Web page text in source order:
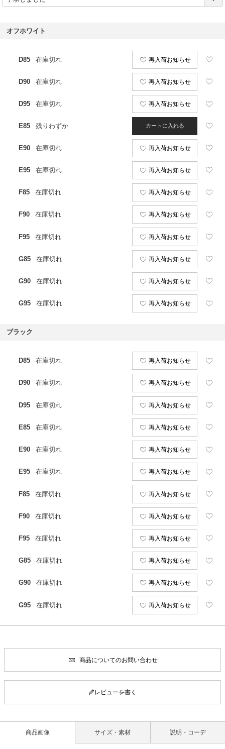
オフホワイト
D85 在庫切れ 再入荷お知らせ
D90 在庫切れ 再入荷お知らせ
D95 在庫切れ 再入荷お知らせ
E85 残りわずか カートに入れる
E90 在庫切れ 再入荷お知らせ
E95 在庫切れ 再入荷お知らせ
F85 在庫切れ 再入荷お知らせ
F90 在庫切れ 再入荷お知らせ
F95 在庫切れ 再入荷お知らせ
G85 在庫切れ 再入荷お知らせ
G90 在庫切れ 再入荷お知らせ
G95 在庫切れ 再入荷お知らせ
ブラック
D85 在庫切れ 再入荷お知らせ
D90 在庫切れ 再入荷お知らせ
D95 在庫切れ 再入荷お知らせ
E85 在庫切れ 再入荷お知らせ
E90 在庫切れ 再入荷お知らせ
E95 在庫切れ 再入荷お知らせ
F85 在庫切れ 再入荷お知らせ
F90 在庫切れ 再入荷お知らせ
F95 在庫切れ 再入荷お知らせ
G85 在庫切れ 再入荷お知らせ
G90 在庫切れ 再入荷お知らせ
G95 在庫切れ 再入荷お知らせ
商品についてのお問い合わせ
レビューを書く
商品画像 サイズ・素材 説明・コーデ